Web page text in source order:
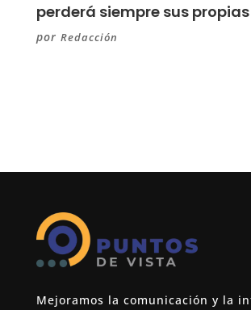
perderá siempre sus
por Redacción
Mejoramos la comunicación y la